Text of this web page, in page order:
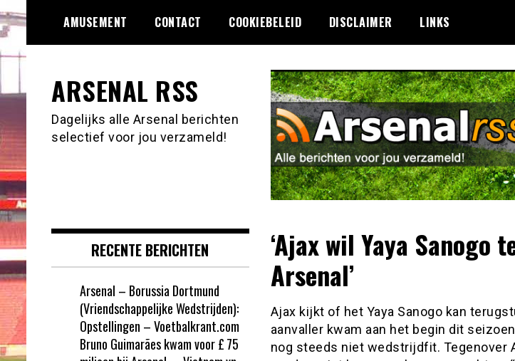
naar
de
inhoud
AMUSEMENT CONTACT COOKIEBELEID DISCLAIMER LINKS
ARSENAL RSS
Dagelijks alle Arsenal berichten
selectief voor jou verzameld!
‘Ajax wil Yaya Sanogo
Arsenal’
Ajax kijkt of het Yaya Sanogo kan
aanvaller kwam aan het begin dit
nog steeds niet wedstrijdfit. Tegenover
RECENTE BERICHTEN
Arsenal – Borussia Dortmund
(Vriendschappelijke Wedstrijden):
Opstellingen – Voetbalkrant.com
Bruno Guimarães kwam voor £ 75